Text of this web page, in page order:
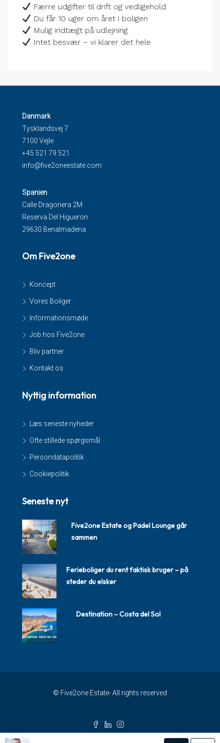
Færre udgifter til drift og vedligehold
Du får 10 uger om året i boligen
Mulig indtægt på udlejning
Intet besvær – vi klarer det hele
Danmark
Tysklandsvej 7
7100 Vejle
+45 521 79 521
info@five2oneestate.com
Spanien
Calle Dragonera 2M
Reserva Del Higueron
29630 Benalmadena
Om Five2one
Koncept
Vores Boliger
Informationsmøde
Job hos Five2one
Bliv partner
Kontakt os
Nyttig information
Læs seneste nyheder
Ofte stillede spørgsmål
Persondatapolitik
Cookiepolitik
Seneste nyt
Five2one Estate og Padel Lounge går
sammen
Ferieboliger du rent faktisk bruger – på
steder du elsker
Destination – Costa del Sol
© Five2one Estate- All rights reserved